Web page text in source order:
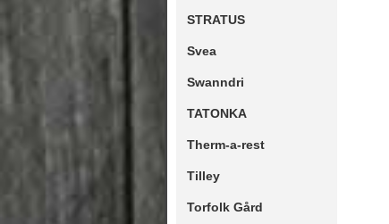
STRATUS
Svea
Swanndri
TATONKA
Therm-a-rest
Tilley
Torfolk Gård